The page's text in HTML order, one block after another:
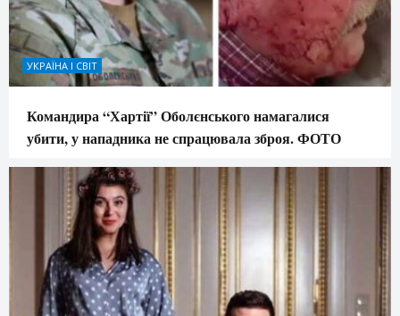
УКРАЇНА І СВІТ
Командира “Хартії” Оболєнського намагалися
убити, у нападника не спрацювала зброя. ФОТО